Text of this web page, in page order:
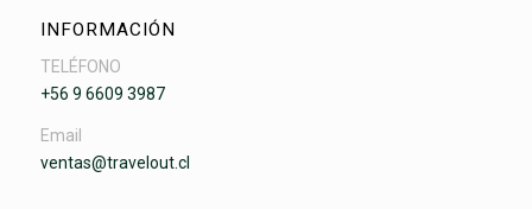
INFORMACIÓN
TELÉFONO
+56 9 6609 3987
Email
ventas@travelout.cl